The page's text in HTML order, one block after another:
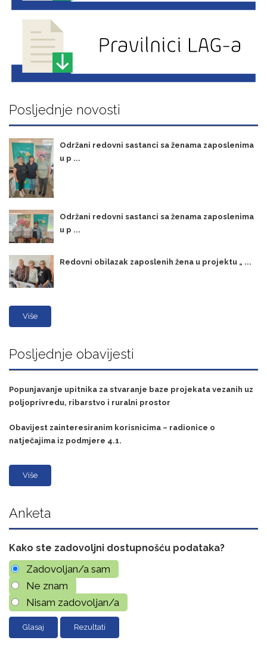
Posljednje novosti
Održani redovni sastanci sa ženama zaposlenima
u p ...
Održani redovni sastanci sa ženama zaposlenima
u p ...
Redovni obilazak zaposlenih žena u projektu „ ...
Više
Posljednje obavijesti
Popunjavanje upitnika za stvaranje baze projekata vezanih uz
poljoprivredu, ribarstvo i ruralni prostor
Obavijest zainteresiranim korisnicima – radionice o
natječajima iz podmjere 4.1.
Više
Anketa
Kako ste zadovoljni dostupnošću podataka?
Zadovoljan/a sam
Ne znam
Nisam zadovoljan/a
Rezultati